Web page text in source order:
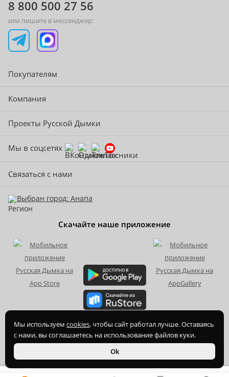
Мы используем cookies, чтобы сайт работал лучше. Оставаясь
с нами, вы соглашаетесь на использование файлов куки.
Ok
8 800 500 27 56
или пишите в мессенджер:
Покупателям
Компания
Проекты Русской Дымки
Мы в соцсетях
Связаться с нами
Выбран город: Анапа
Скачайте наше приложение
2015-2026© ООО Торгово-производственная компания Ханхи,
ОГРН 1164350070720